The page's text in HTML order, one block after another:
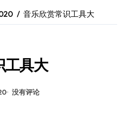
音乐欣赏常识工具大
工具大
没有评论